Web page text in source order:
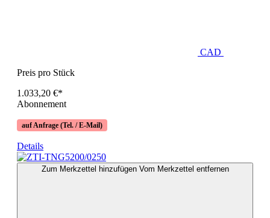
CAD
Preis pro Stück
1.033,20 €*
Abonnement
auf Anfrage (Tel. / E-Mail)
Details
Zum Merkzettel hinzufügen Vom Merkzettel entfernen